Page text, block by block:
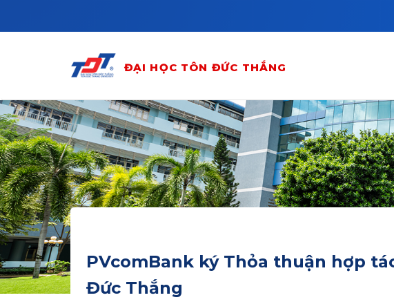
ĐẠI HỌC TÔN ĐỨC THẮNG
PVcomBank ký Thỏa thuận hợp
Đức Thắng